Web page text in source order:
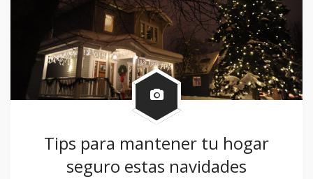
Tips para mantener tu hogar
seguro estas navidades